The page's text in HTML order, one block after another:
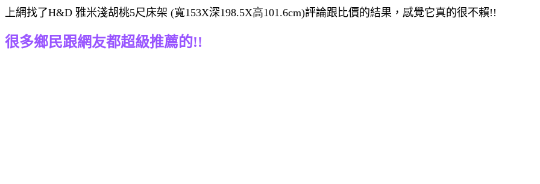
上網找了H&D 雅米淺胡桃5尺床架 (寬153X深198.5X高101.6cm)評論跟比價的結果，感覺它真的很不賴!!
很多鄉民跟網友都超級推薦的!!